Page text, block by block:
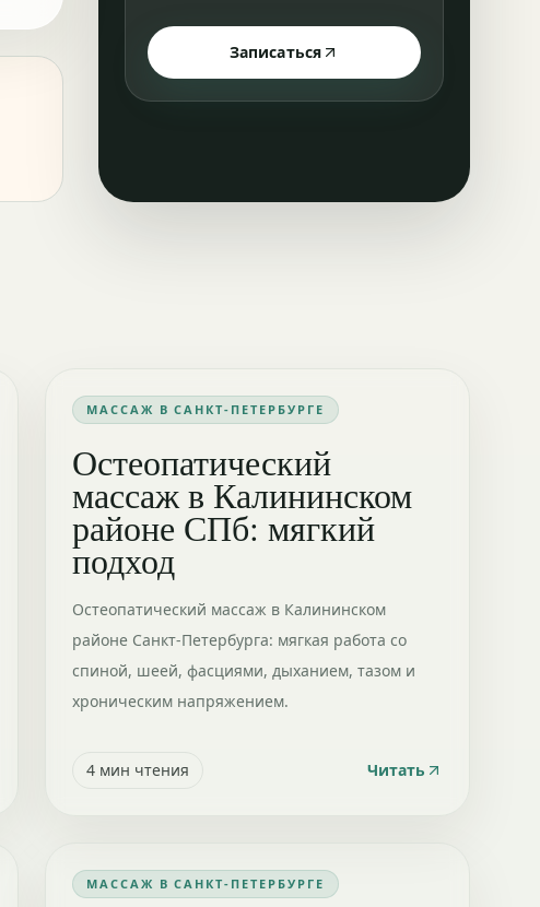
Записаться
МАССАЖ В САНКТ-ПЕТЕРБУРГЕ
Остеопатический
массаж в Калининском
районе СПб: мягкий
подход
Остеопатический массаж в Калининском
районе Санкт-Петербурга: мягкая работа со
спиной, шеей, фасциями, дыханием, тазом и
хроническим напряжением.
4мин чтения Читать
МАССАЖ В САНКТ-ПЕТЕРБУРГЕ